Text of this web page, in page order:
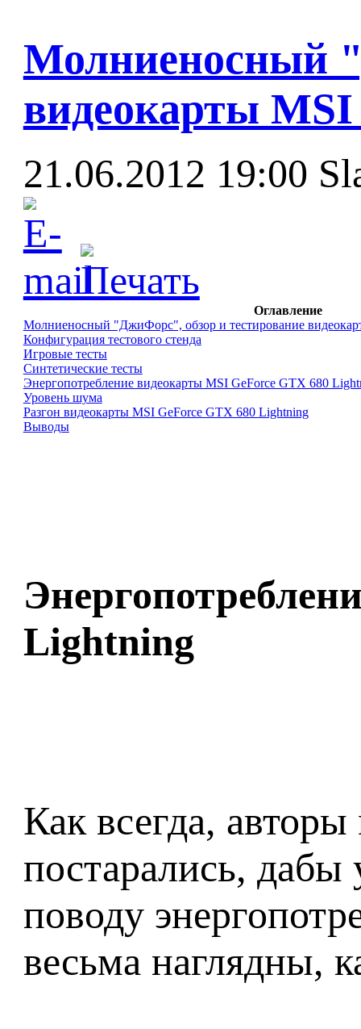
Молниеносный
видеокарты
21.06.2012 19:00
Оглавление
Молниеносный "ДжиФорс", обзор и тестирование
Конфигурация тестового стенда
Игровые тесты
Синтетические тесты
Энергопотребление видеокарты MSI GeForce GTX 680
Уровень шума
Разгон видеокарты MSI GeForce GTX 680 Lightning
Выводы
Lightning
Как всегда,
постарались, дабы
поводу
весьма наглядны,